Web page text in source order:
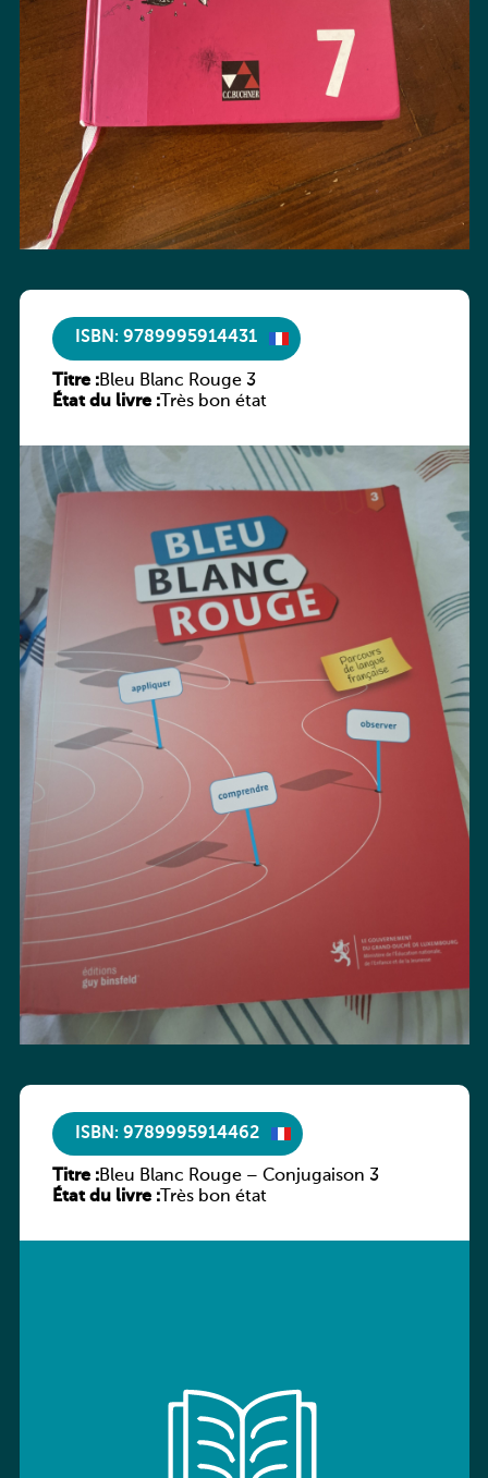
ISBN: 9789995914431
Titre :Bleu Blanc Rouge 3
État du livre :Très bon état
ISBN: 9789995914462
Titre :Bleu Blanc Rouge – Conjugaison 3
État du livre :Très bon état